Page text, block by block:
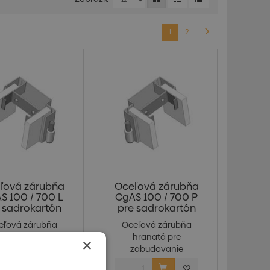
1 2
zárubňa
100 / 700 L
sadrokartón
zárubňa
Oceľová zárubňa
CgAS 100 / 700 P
pre sadrokartón
Oceľová zárubňa
hranatá pre
zabudovanie
(pristrutkovanie) do...
×